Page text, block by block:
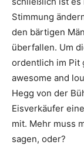
Stimmung
den bärtigen
überfallen. Um
ordentlich im Pit
awesome and
Hegg von der
Eisverkäufer
mit. Mehr muss
sagen, oder?